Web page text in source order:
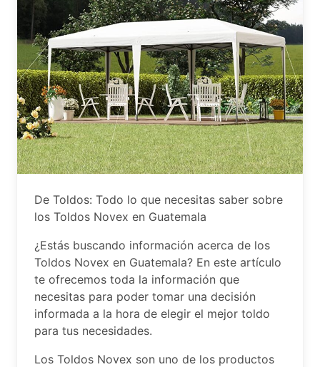
De Toldos: Todo lo que necesitas saber sobre
los Toldos Novex en Guatemala
¿Estás buscando información acerca de los
Toldos Novex en Guatemala? En este artículo
te ofrecemos toda la información que
necesitas para poder tomar una decisión
informada a la hora de elegir el mejor toldo
para tus necesidades.
Los Toldos Novex son uno de los productos